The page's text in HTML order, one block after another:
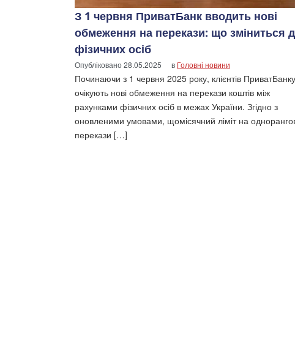
З 1 червня ПриватБанк вводить нові
обмеження на перекази: що зміниться
фізичних осіб
Опубліковано28.05.2025 в Головні новини
Починаючи з 1 червня 2025 року, клієнтів ПриватБанку
очікують нові обмеження на перекази коштів між
рахунками фізичних осіб в межах України. Згідно з
оновленими умовами, щомісячний ліміт на
перекази […]